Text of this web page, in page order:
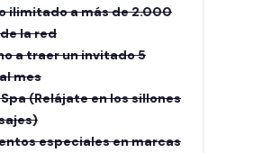
ilimitado a más de 2.000
la red
a traer un invitado 5
mes
(Relájate en los sillones
especiales en marcas